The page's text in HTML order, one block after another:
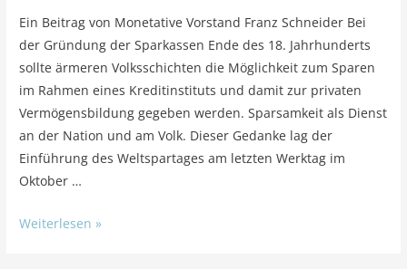
Ein Beitrag von Monetative Vorstand Franz Schneider Bei
der Gründung der Sparkassen Ende des 18. Jahrhunderts
sollte ärmeren Volksschichten die Möglichkeit zum Sparen
im Rahmen eines Kreditinstituts und damit zur privaten
Vermögensbildung gegeben werden. Sparsamkeit als Dienst
an der Nation und am Volk. Dieser Gedanke lag der
Einführung des Weltspartages am letzten Werktag im
Oktober …
Weiterlesen »